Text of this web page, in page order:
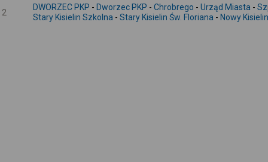
2
DWORZEC PKP - Dworzec PKP - Chrobrego - Urząd Miasta -
Stary Kisielin Szkolna - Stary Kisielin Św. Floriana - Nowy